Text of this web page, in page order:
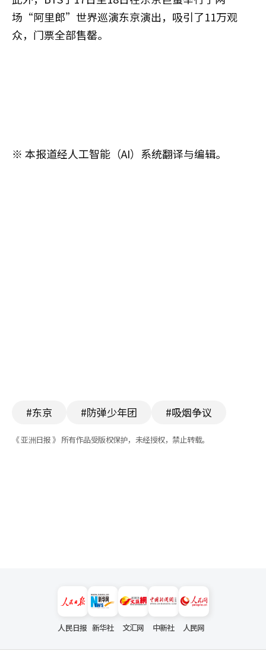
场“阿里郎”世界巡演东京演出，吸引了11万观
众，门票全部售罄。
※ 本报道经人工智能（AI）系统翻译与编辑。
#东京 #防弹少年团 #吸烟争议
《 亚洲日报 》 所有作品受版权保护，未经授权，禁止转载。
人民日报 新华社 文汇网 中新社 人民网